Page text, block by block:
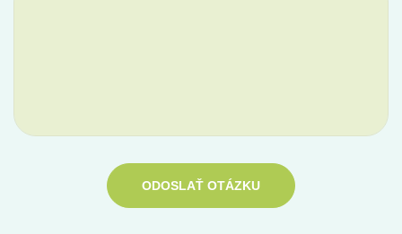
ODOSLAŤ OTÁZKU